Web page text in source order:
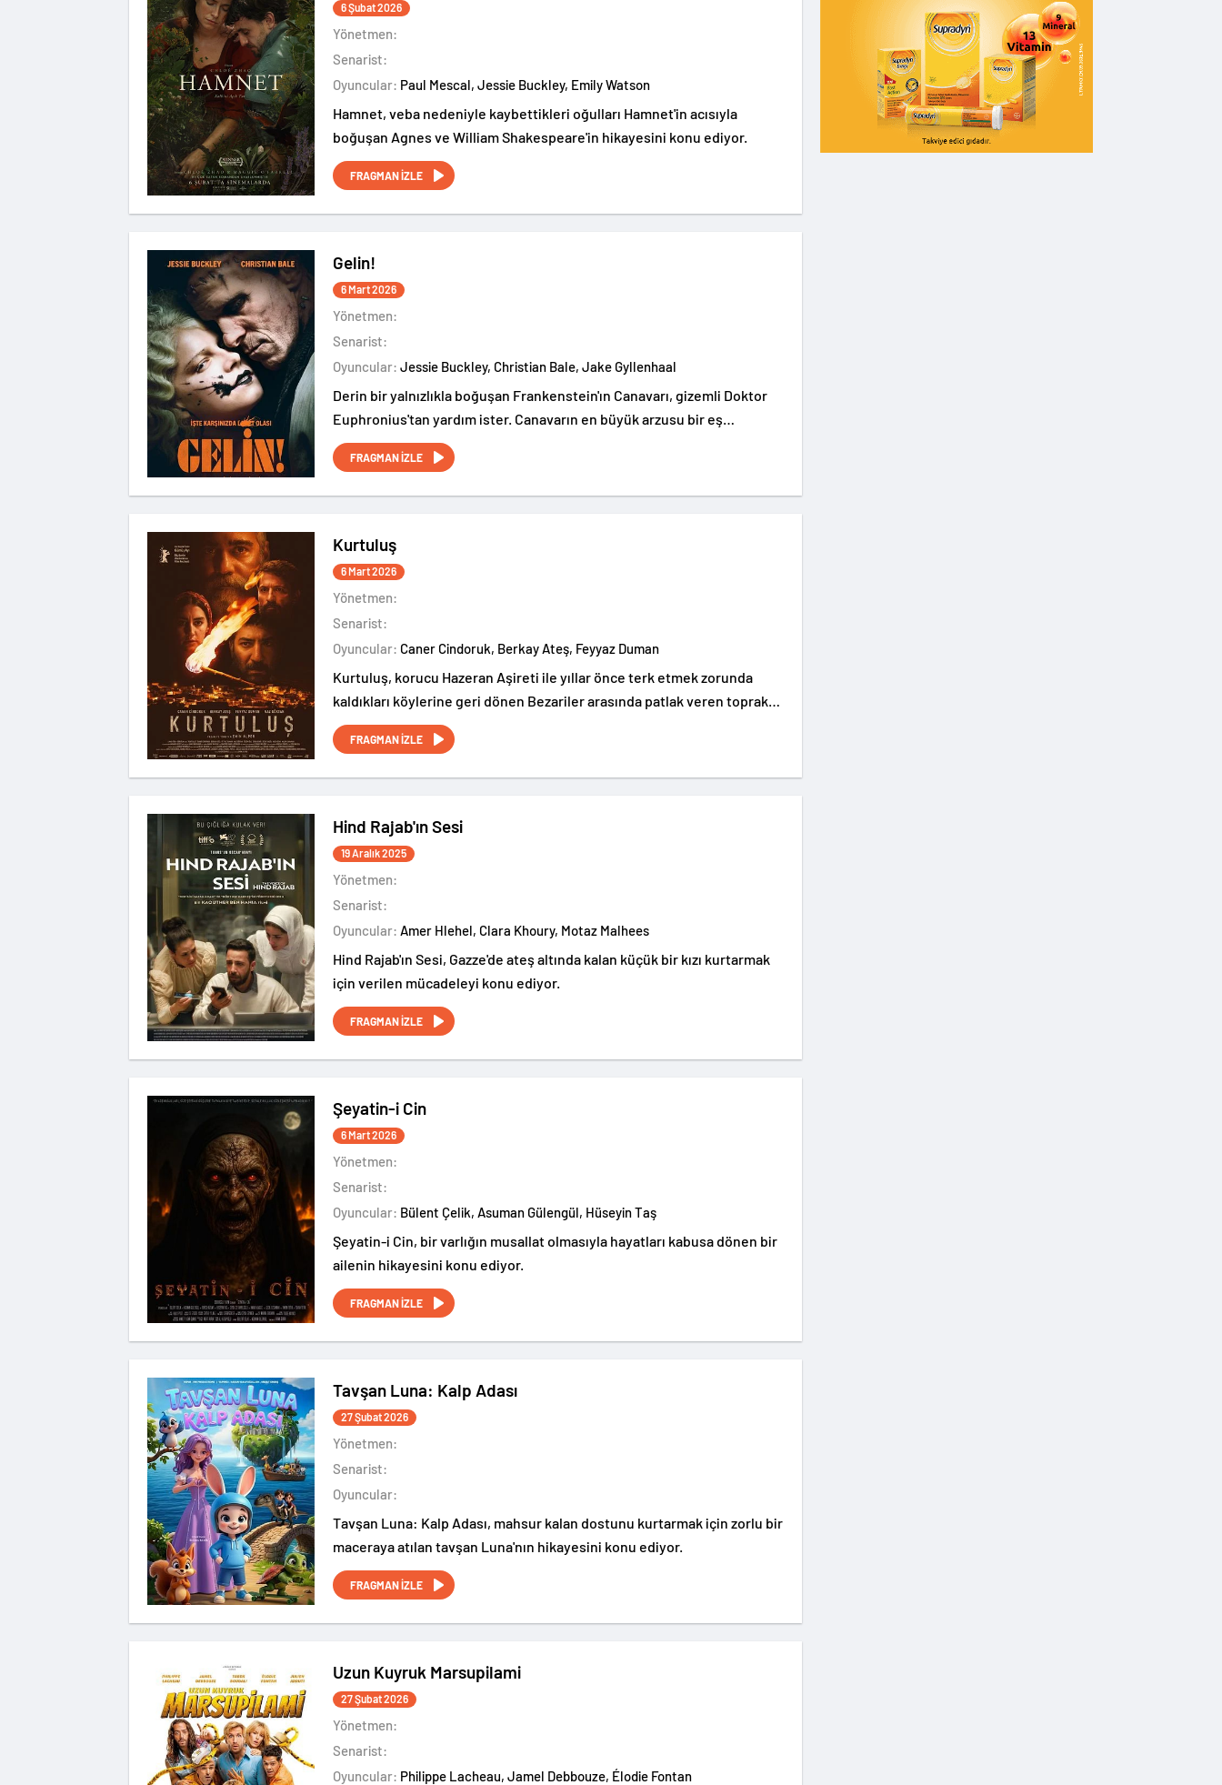
6 Şubat 2026
Yönetmen:
Senarist:
Oyuncular:
Paul Mescal, Jessie Buckley, Emily Watson
Hamnet, veba nedeniyle kaybettikleri oğulları Hamnet'in acısıyla
boğuşan Agnes ve William Shakespeare'in hikayesini konu ediyor.
FRAGMAN İZLE
Gelin!
6 Mart 2026
Yönetmen:
Senarist:
Oyuncular:
Jessie Buckley, Christian Bale, Jake Gyllenhaal
Derin bir yalnızlıkla boğuşan Frankenstein'ın Canavarı, gizemli Doktor
Euphronius'tan yardım ister. Canavarın en büyük arzusu bir eş
bulmaktır ve bu amaçla birlikte karanlık bir işe girişirler.
FRAGMAN İZLE
Kurtuluş
6 Mart 2026
Yönetmen:
Senarist:
Oyuncular:
Caner Cindoruk, Berkay Ateş, Feyyaz Duman
Kurtuluş, korucu Hazeran Aşireti ile yıllar önce terk etmek zorunda
kaldıkları köylerine geri dönen Bezariler arasında patlak veren toprak
çatışmasını merkezine alıyor.
FRAGMAN İZLE
Hind Rajab'ın Sesi
19 Aralık 2025
Yönetmen:
Senarist:
Oyuncular:
Amer Hlehel, Clara Khoury, Motaz Malhees
Hind Rajab'ın Sesi, Gazze'de ateş altında kalan küçük bir kızı kurtarmak
için verilen mücadeleyi konu ediyor.
FRAGMAN İZLE
Şeyatin-i Cin
6 Mart 2026
Yönetmen:
Senarist:
Oyuncular:
Bülent Çelik, Asuman Gülengül, Hüseyin Taş
Şeyatin-i Cin, bir varlığın musallat olmasıyla hayatları kabusa dönen bir
ailenin hikayesini konu ediyor.
FRAGMAN İZLE
Tavşan Luna: Kalp Adası
27 Şubat 2026
Yönetmen:
Senarist:
Oyuncular:
Tavşan Luna: Kalp Adası, mahsur kalan dostunu kurtarmak için zorlu bir
maceraya atılan tavşan Luna'nın hikayesini konu ediyor.
FRAGMAN İZLE
Uzun Kuyruk Marsupilami
27 Şubat 2026
Yönetmen:
Senarist:
Oyuncular:
Philippe Lacheau, Jamel Debbouze, Élodie Fontan